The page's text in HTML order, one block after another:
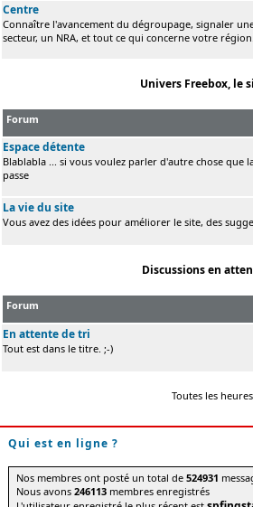
Centre
Connaître l'avancement du dégroupage, signaler
secteur, un NRA, et tout ce qui concerne votre région.
Univers Freebox, le
Forum
Espace détente
Blablabla ... si vous voulez parler d'autre chose que
passe
La vie du site
Vous avez des idées pour améliorer le site, des
Discussions en
Forum
En attente de tri
Tout est dans le titre. ;-)
Toutes les
Qui est en ligne ?
Nos membres ont posté un total de524931
Nous avons246113 membres enregistrés